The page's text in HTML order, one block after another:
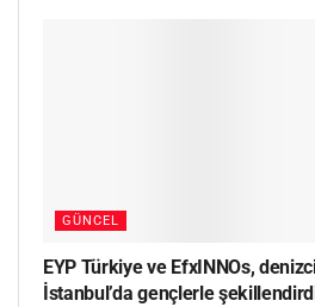
GÜNCEL
EYP Türkiye ve EfxINNOs,
İstanbul’da gençlerle